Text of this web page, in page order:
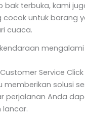
bak terbuka, kami
cocok untuk barang
cuaca.
Service
solusi
perjalanan Anda
lancar.